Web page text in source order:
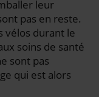
leur
pas en reste.
vélos durant le
soins de santé
sont pas
qui est alors